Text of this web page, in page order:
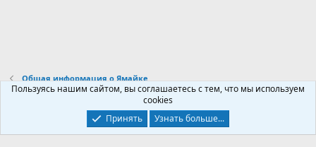
е
Общая информация о Ямайке
Условия и правила
Политика конфиденциальности
Главная
R
Пользуясь нашим сайтом, вы соглашаетесь с тем, что мы используем
cookies
Принять
Узнать больше...